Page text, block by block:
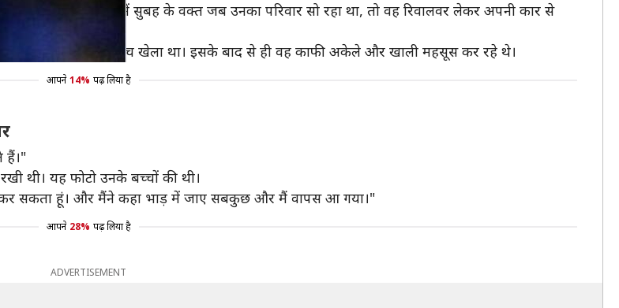
पहले कड़ाके की ठंड में सुबह के वक्त जब उनका परिवार सो रहा था, तो वह रिवालवर लेकर अपनी कार से
आखिरी इंटरनेशनल मैच खेला था। इसके बाद से ही वह काफी अकेले और खाली महसूस कर रहे थे।
आपने 14% पढ़ लिया है
हैं।"
थी। यह फोटो उनके बच्चों की थी।
सकता हूं। और मैंने कहा भाड़ में जाए सबकुछ और मैं वापस आ गया।"
आपने 28% पढ़ लिया है
ADVERTISEMENT